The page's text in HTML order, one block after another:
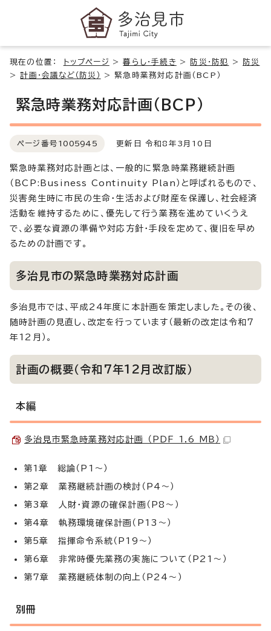
現在の位置： トップページ >暮らし・手続き > 防災・防犯 >
防災
>計画・会議など（防災） >緊急時業務対応計画（BCP）
緊急時業務対応計画（BCP）
ページ番号 1005945 更新日 令和8年3月10日
緊急時業務対応計画とは、一般的に緊急時業務継続計画
（BCP:Business Continuity Plan）と呼ばれるもので、
災害発生時に市民の生命・生活および財産を保護し、社会経済
活動を維持するために、優先して行う業務を進めていくうえ
で、必要な資源の準備や対応方針・手段を定めて、復旧を早め
るための計画です。
多治見市の緊急時業務対応計画
多治見市では、平成24年度に本計画を策定しました。その後、
随時計画の見直し、改定を行っています（最新の改定は令和7
年12月）。
計画の概要（令和7年12月改訂版）
本編
多治見市緊急時業務対応計画 （PDF 1.6 MB）
第1章 総論（P1～）
第2章 業務継続計画の検討（P4～）
第3章 人財・資源の確保計画（P8～）
第4章 執務環境確保計画（P13～）
第5章 指揮命令系統（P19～）
第6章 非常時優先業務の実施について（P21～）
第7章 業務継続体制の向上（P24～）
別冊